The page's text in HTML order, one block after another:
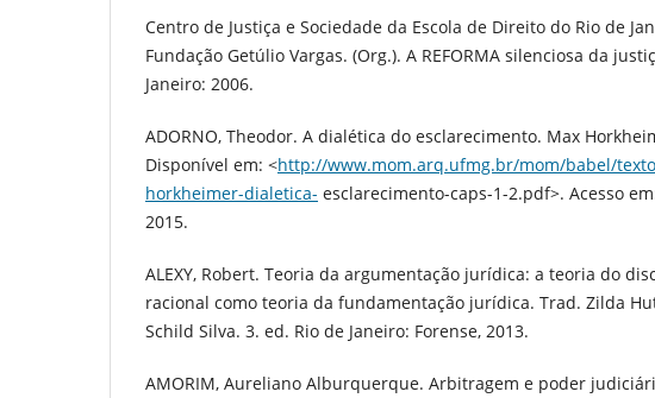
Centro de Justiça e Sociedade da Escola de Direito do Rio de
Fundação Getúlio Vargas. (Org.). A REFORMA silenciosa da
Janeiro: 2006.
ADORNO, Theodor. A dialética do esclarecimento. Max
Disponível em: <http://www.mom.arq.ufmg.br/mom/babel/
horkheimer-dialetica- esclarecimento-caps-1-2.pdf>. Acesso
2015.
ALEXY, Robert. Teoria da argumentação jurídica: a teoria do
racional como teoria da fundamentação jurídica. Trad. Zilda
Schild Silva. 3. ed. Rio de Janeiro: Forense, 2013.
AMORIM, Aureliano Alburquerque. Arbitragem e poder